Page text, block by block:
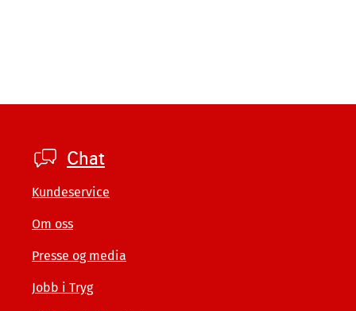
Footer
private
Chat
Kundeservice
Om oss
Presse og media
Jobb i Tryg